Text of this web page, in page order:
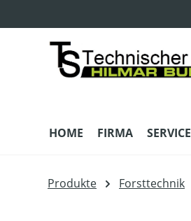
HOME FIRMA SERVICE
Produkte Forsttechnik